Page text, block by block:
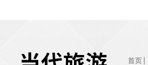
首页